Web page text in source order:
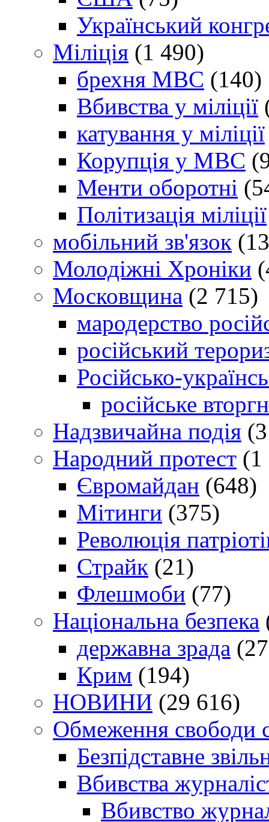
Український
Міліція (1 490)
брехня МВС (140)
Вбивства у міліції
катування у міліції
Корупція у МВС
Менти оборотні
Політизація міліції
мобільний зв'язок
Молодіжні Хроніки
Московщина (2 715)
мародерство
російський
Російсько-
російське
Надзвичайна подія
Народний протест (1
Євромайдан (648)
Мітинги (375)
Революція
Страйк (21)
Флешмоби (77)
Національна безпека
державна зрада
Крим (194)
НОВИНИ (29 616)
Обмеження свободи
Безпідставне
Вбивства
Вбивство